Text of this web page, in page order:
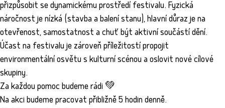
přizpůsobit se dynamickému prostředí festivalu. Fyzická
náročnost je nízká (stavba a balení stanu), hlavní důraz je na
otevřenost, samostatnost a chuť být aktivní součástí dění.
Účast na festivalu je zároveň příležitostí propojit
environmentální osvětu s kulturní scénou a oslovit nové cílové
skupiny.
Za každou pomoc budeme rádi 💚
Na akci budeme pracovat přibližně 5 hodin denně.